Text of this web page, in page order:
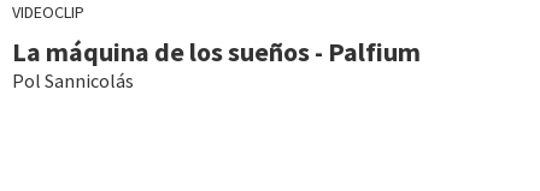
VIDEOCLIP
La máquina de los sueños - Palfium
Pol Sannicolás